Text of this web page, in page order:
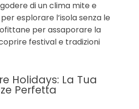
di un clima mite e
esplorare l’isola senza le
per assaporare la
festival e tradizioni
Holidays: La Tua
Perfetta